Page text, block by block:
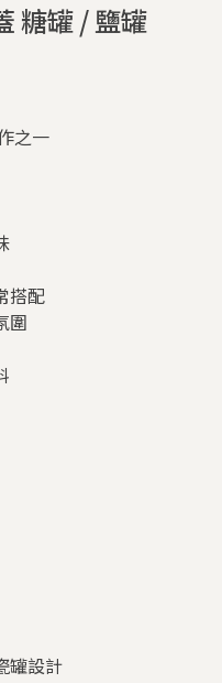
糖罐 / 鹽罐
之一
搭配
圍
罐設計